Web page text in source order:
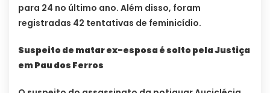
para 24 no último ano. Além disso, foram
registradas 42 tentativas de feminicídio.
Suspeito de matar ex-esposa é solto pela Justiça
em Pau dos Ferros